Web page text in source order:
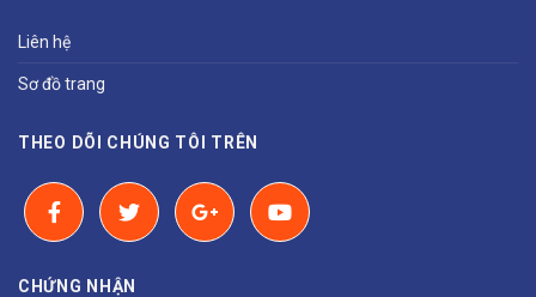
Liên hệ
Sơ đồ trang
THEO DÕI CHÚNG TÔI TRÊN
CHỨNG NHẬN